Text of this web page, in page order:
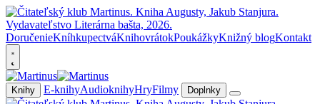
DoručenieKníhkupectváKnihovrátokPoukážkyKnižný blogKontakt
Knihy E-knihyAudioknihyHryFilmy Doplnky